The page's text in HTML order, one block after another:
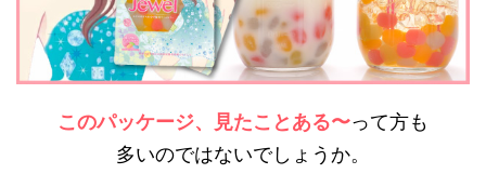
このパッケージ、見たことある〜って方も
多いのではないでしょうか。